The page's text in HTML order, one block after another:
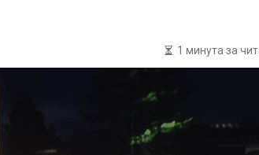
1 минута за